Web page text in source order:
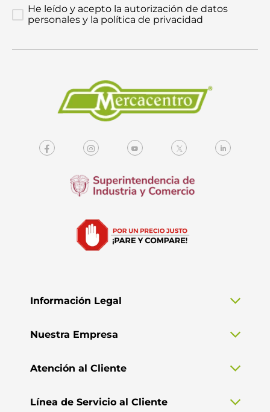
He leído y acepto la autorización de datos
personales y la política de privacidad
Información Legal
Nuestra Empresa
Atención al Cliente
Línea de Servicio al Cliente